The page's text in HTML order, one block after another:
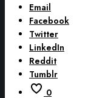
Email
Facebook
Twitter
LinkedIn
Reddit
Tumblr
0